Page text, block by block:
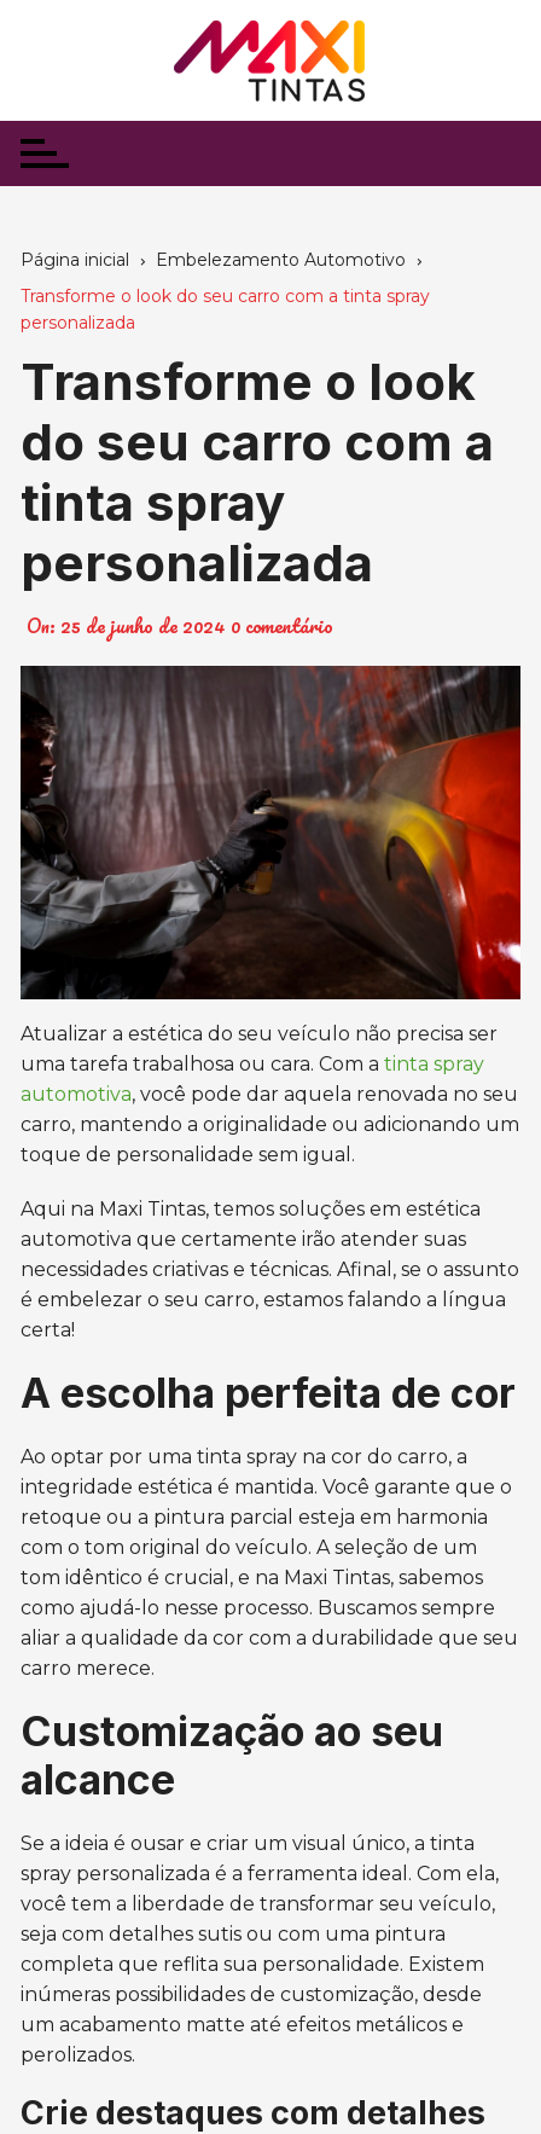
Página inicial
Embelezamento Automotivo
Transforme o look do seu carro com a tinta spray
personalizada
Transforme o look
do seu carro com a
tinta spray
personalizada
On: 25 de junho de 2024 0 comentário
Atualizar a estética do seu veículo não precisa ser
uma tarefa trabalhosa ou cara. Com atinta spray
automotiva, você pode dar aquela renovada no seu
carro, mantendo a originalidade ou adicionando um
toque de personalidade sem igual.
Aqui na Maxi Tintas, temos soluções em estética
automotiva que certamente irão atender suas
necessidades criativas e técnicas. Afinal, se o assunto
é embelezar o seu carro, estamos falando a língua
certa!
A escolha perfeita de cor
Ao optar por uma tinta spray na cor do carro, a
integridade estética é mantida. Você garante que o
retoque ou a pintura parcial esteja em harmonia
com o tom original do veículo. A seleção de um
tom idêntico é crucial, e na Maxi Tintas, sabemos
como ajudá-lo nesse processo. Buscamos sempre
aliar a qualidade da cor com a durabilidade que seu
carro merece.
Customização ao seu
alcance
Se a ideia é ousar e criar um visual único, a tinta
spray personalizada é a ferramenta ideal. Com ela,
você tem a liberdade de transformar seu veículo,
seja com detalhes sutis ou com uma pintura
completa que reflita sua personalidade. Existem
inúmeras possibilidades de customização, desde
um acabamento matte até efeitos metálicos e
perolizados.
Crie destaques com detalhes